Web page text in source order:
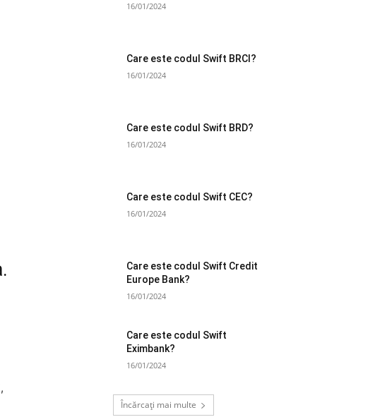
16/01/2024
Care este codul Swift BRCI?
16/01/2024
Care este codul Swift BRD?
16/01/2024
Care este codul Swift CEC?
16/01/2024
Care este codul Swift Credit
Europe Bank?
16/01/2024
Care este codul Swift
Eximbank?
16/01/2024
Încărcați mai multe